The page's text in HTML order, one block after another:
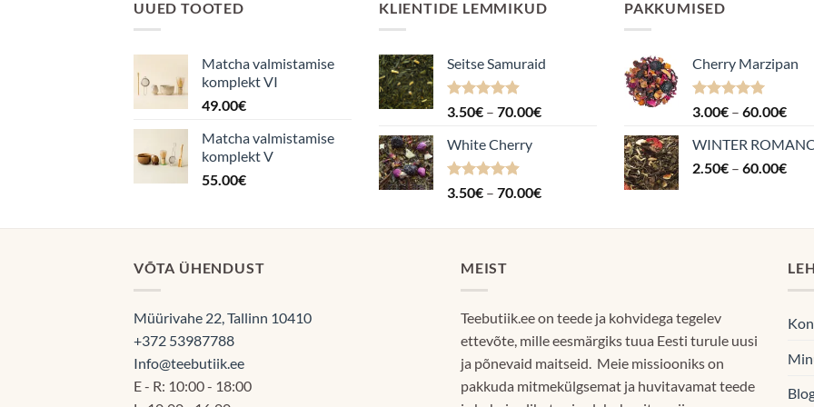
UUED TOOTED
Matcha valmistamise
komplekt VI
49.00€
Matcha valmistamise
komplekt V
55.00€
KLIENTIDE LEMMIKUD
Seitse Samuraid
Hinnanguga
3.50€ – 70.00€Hinnavahemik:
White Cherry
Hinnanguga
3.50€ – 70.00€Hinnavahemik:
kuni
PAKKUMISED
Cherry Marzipan
Hinnanguga
3.00€ – 60.00€
kuni
WINTER
2.50€ – 60.00€
VÕTA ÜHENDUST
Müürivahe 22, Tallinn 10410
+372 53987788
Info@teebutiik.ee
E - R: 10:00 - 18:00
MEIST
Teebutiik.ee on teede ja kohvidega tegelev
ettevõte, mille eesmärgiks tuua Eesti turule uusi
ja põnevaid maitseid. Meie missiooniks on
pakkuda mitmekülgsemat ja huvitavamat teede